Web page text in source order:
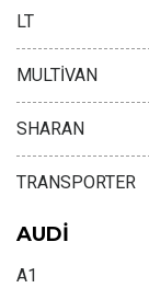
LT
MULTİVAN
SHARAN
TRANSPORTER
AUDİ
A1